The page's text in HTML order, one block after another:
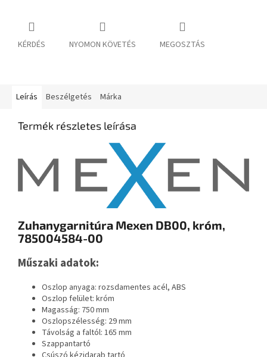
KÉRDÉS NYOMON KÖVETÉS MEGOSZTÁS
Leírás Beszélgetés Márka
Termék részletes leírása
Zuhanygarnitúra Mexen DB00, króm,
785004584-00
Műszaki adatok:
Oszlop anyaga: rozsdamentes acél, ABS
Oszlop felület: króm
Magasság: 750 mm
Oszlopszélesség: 29 mm
Távolság a faltól: 165 mm
Szappantartó